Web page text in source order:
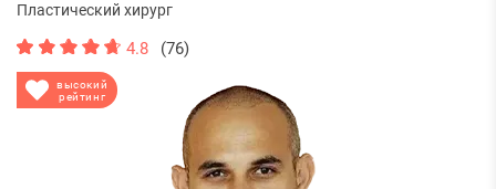
высокий
рейтинг
Пластический хирург
4.8 (76)